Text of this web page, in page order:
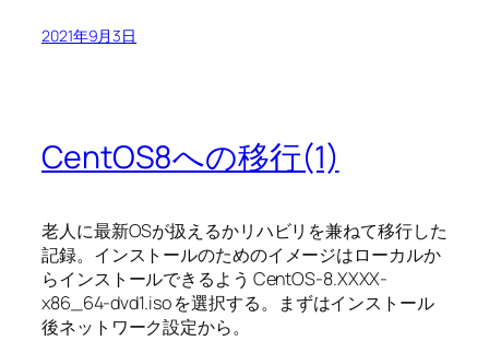
2021年9月3日
CentOS8への移行(1)
老人に最新OSが扱えるかリハビリを兼ねて移行した
記録。インストールのためのイメージはローカルか
らインストールできるよう CentOS-8.XXXX-
x86_64-dvd1.iso を選択する。まずはインストール
後ネットワーク設定から。